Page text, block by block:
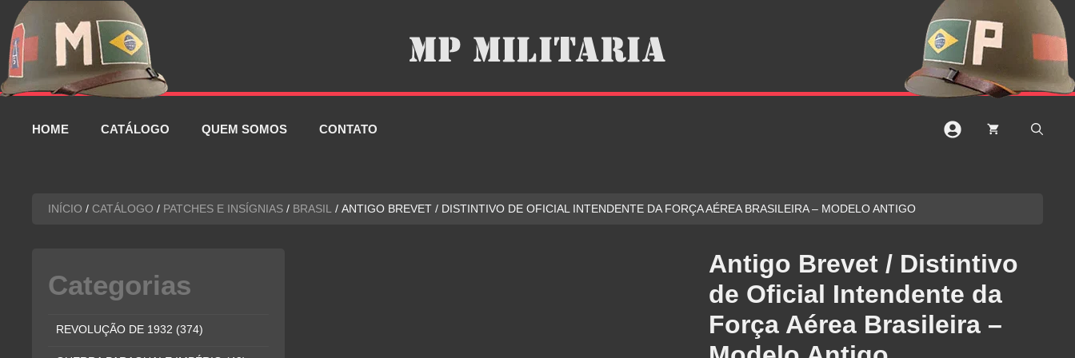
Pular
para
conteúdo
HOME CATÁLOGO QUEM SOMOS CONTATO
INÍCIO / CATÁLOGO / PATCHES E INSÍGNIAS / BRASIL / ANTIGO BREVET / DISTINTIVO DE OFICIAL INTENDENTE DA FORÇA AÉREA BRASILEIRA – MODELO ANTIGO
Antigo Brevet / Distintivo
de Oficial Intendente da
Força Aérea Brasileira –
Categorias
REVOLUÇÃO DE 1932 (374)